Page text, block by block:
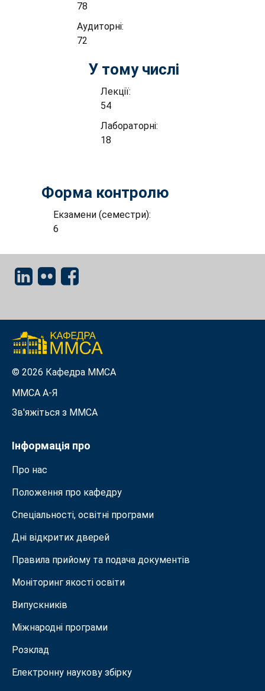
78
Аудиторні:
72
У тому числі
Лекції:
54
Лабораторні:
18
Форма контролю
Екзамени (семестри):
6
© 2026 Кафедра ММСА
ММСА A-Я
Зв'яжіться з MMСА
Інформація про
Про нас
Положення про кафедру
Спеціальності, освітні програми
Дні відкритих дверей
Правила прийому та подача документiв
Моніторинг якості освіти
Випускників
Міжнародні програми
Розклад
Електронну наукову збірку